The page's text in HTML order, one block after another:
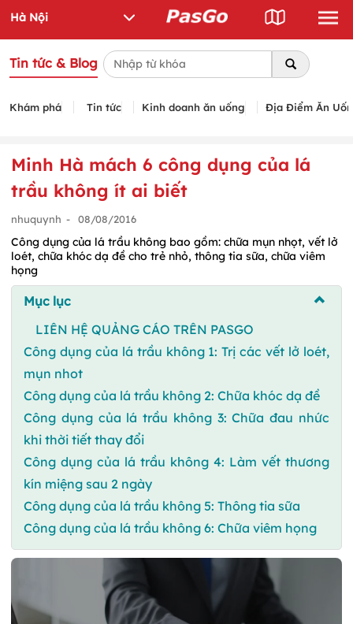
Tin tức & Blog
Khám phá Tin tức Kinh doanh ăn uống Địa Điểm Ăn
Minh Hà mách 6 công dụng của lá
trầu không ít ai biết
nhuquynh - 08/08/2016
Công dụng của lá trầu không bao gồm: chữa mụn nhọt, vết lở
loét, chữa khóc dạ đề cho trẻ nhỏ, thông tia sữa, chữa viêm
họng
Mục lục
LIÊN HỆ QUẢNG CÁO TRÊN PASGO
Công dụng của lá trầu không 1: Trị các vết lở loét,
mụn nhot
Công dụng của lá trầu không 2: Chữa khóc dạ đề
Công dụng của lá trầu không 3: Chữa đau nhức
khi thời tiết thay đổi
Công dụng của lá trầu không 4: Làm vết thương
kín miệng sau 2 ngày
Công dụng của lá trầu không 5: Thông tia sữa
Công dụng của lá trầu không 6: Chữa viêm họng